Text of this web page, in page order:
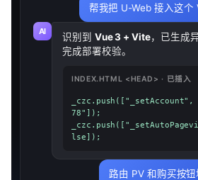
帮我把 U-Web 接入这个
AI 识别到 Vue 3 + Vite，已生成
完成部署校验。
INDEX.HTML <HEAD> · 已插入
_czc.push(["_setAccount",
78"]);
lse]);
路由 PV 和购买按钮